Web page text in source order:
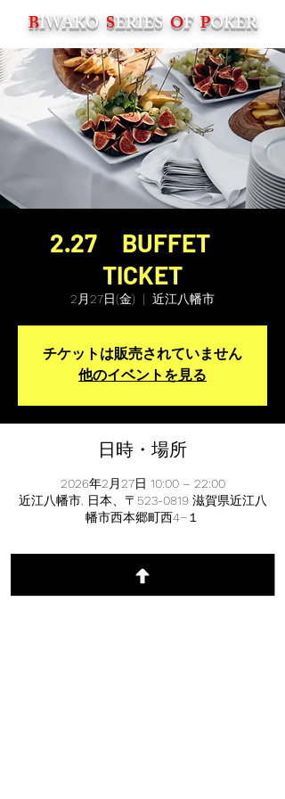
BIWAKO SERIES OF POKER
2.27 BUFFET
TICKET
2月27日(金)
  |
近江八幡市
チケットは販売されていません
他のイベントを見る
日時・場所
2026年2月27日 10:00 – 22:00
近江八幡市, 日本、〒523-0819 滋賀県近江八
幡市西本郷町西4−１